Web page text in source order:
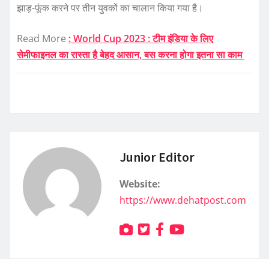
झाड़-फूंक करने पर तीन युवकों का चालान किया गया है।
Read More : World Cup 2023 : टीम इंडिया के लिए
सेमीफाइनल का रास्ता है बेहद आसान, बस करना होगा इतना सा काम
Junior Editor
Website:
https://www.dehatpost.com